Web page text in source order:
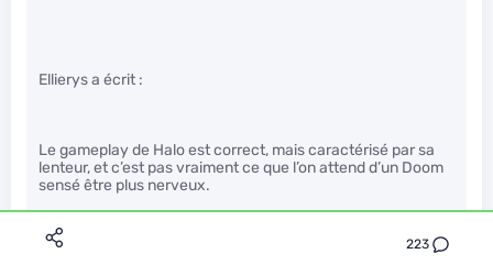
223
Ellierys a écrit :
Le gameplay de Halo est correct, mais caractérisé par sa
lenteur, et c’est pas vraiment ce que l’on attend d’un Doom
sensé être plus nerveux.